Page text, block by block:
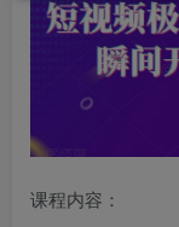
课程内容：